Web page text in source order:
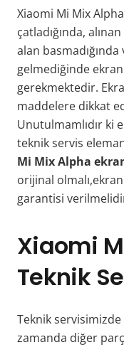
Xiaomi Mi Mix Alpha
çatladığında,
alan
gelmediğinde ekran
gerekmektedir.
maddelere dikkat
Unutulmamlıdır ki
teknik servis
Mi Mix Alpha
orijinal
garantisi
Xiaomi
Teknik
Teknik
zamanda diğer